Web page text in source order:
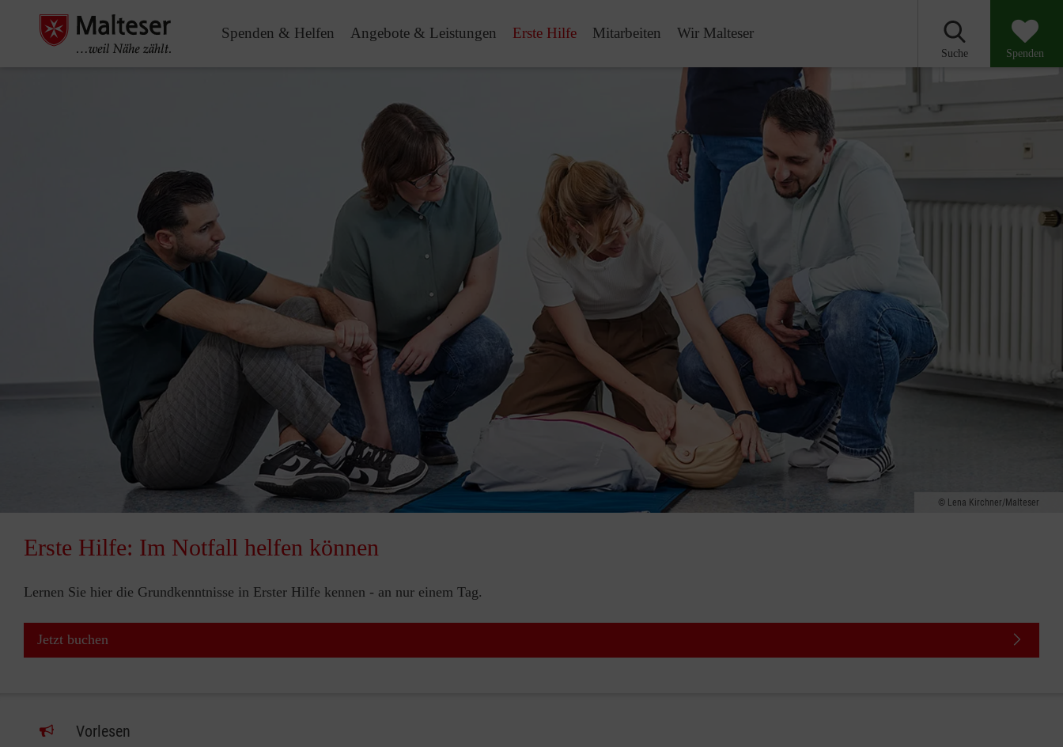
Spenden & Helfen Angebote & Leistungen Erste Hilfe Mitarbeiten Wir Malteser
Suche Spenden
Lena Kirchner/Malteser
Erste Hilfe: Im Notfall helfen können
Lernen Sie hier die Grundkenntnisse in Erster Hilfe kennen - an nur einem Tag.
Jetzt buchen
Vorlesen